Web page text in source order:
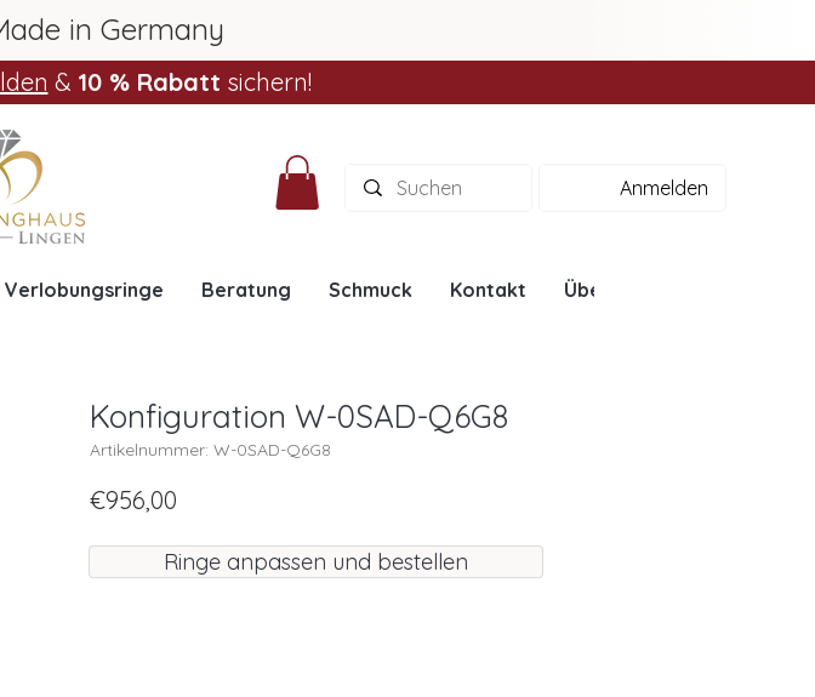
in Germany
& 10 % Rabatt sichern!
Anmelden
Verlobungsringe Beratung Schmuck Kontakt Über uns
Konfiguration W-0SAD-Q6G8
Artikelnummer: W-0SAD-Q6G8
€956,00
Ringe anpassen und bestellen